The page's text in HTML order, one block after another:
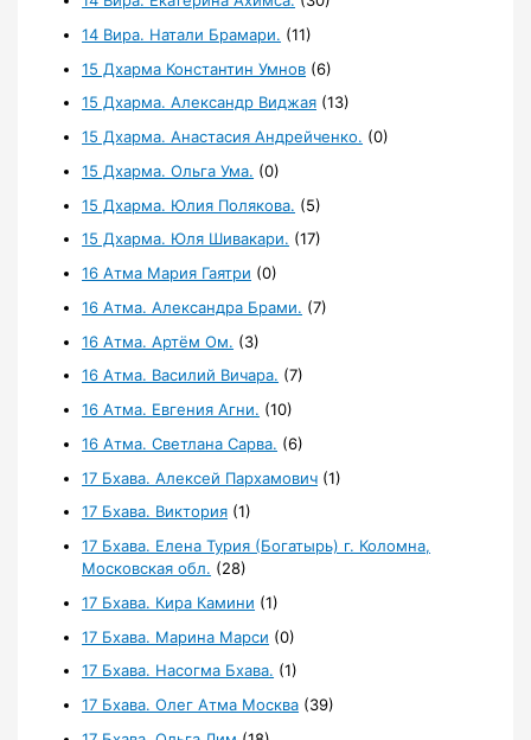
14 Вира. Натали Брамари. (11)
15 Дхарма Константин Умнов (6)
15 Дхарма. Александр Виджая (13)
15 Дхарма. Анастасия Андрейченко. (0)
15 Дхарма. Ольга Ума. (0)
15 Дхарма. Юлия Полякова. (5)
15 Дхарма. Юля Шивакари. (17)
16 Атма Мария Гаятри (0)
16 Атма. Александра Брами. (7)
16 Атма. Артём Ом. (3)
16 Атма. Василий Вичара. (7)
16 Атма. Евгения Агни. (10)
16 Атма. Светлана Сарва. (6)
17 Бхава. Алексей Пархамович (1)
17 Бхава. Виктория (1)
17 Бхава. Елена Турия (Богатырь) г. Коломна,
Московская обл. (28)
17 Бхава. Кира Камини (1)
17 Бхава. Марина Марси (0)
17 Бхава. Насогма Бхава. (1)
17 Бхава. Олег Атма Москва (39)